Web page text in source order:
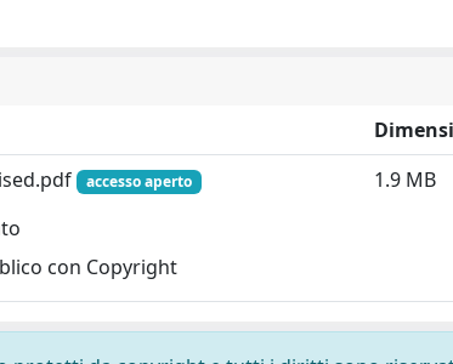
accesso aperto
con Copyright
1.9 MB